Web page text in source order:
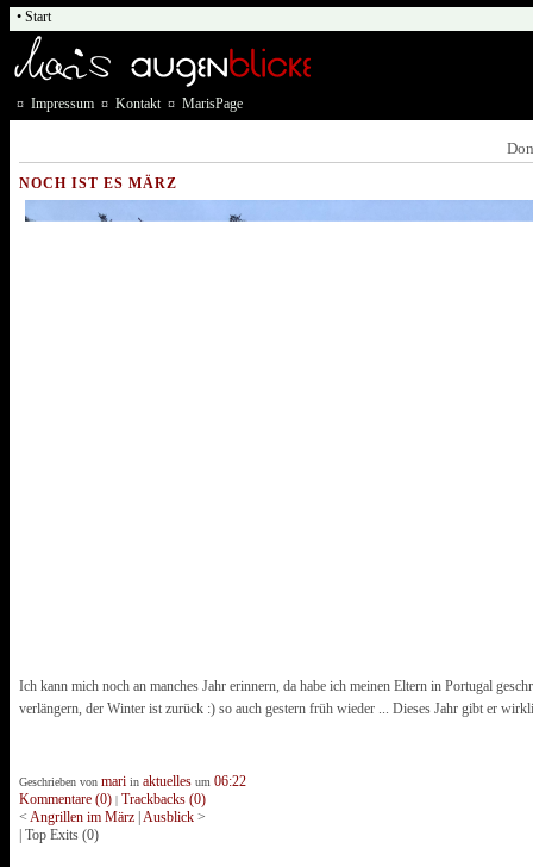
¤ Impressum ¤ Kontakt¤ MarisPage
NOCH IST ES MÄRZ
Ich kann mich noch an manches Jahr erinnern, da habe ich meinen Eltern in Portugal
verlängern, der Winter ist zurück :) so auch gestern früh wieder ... Dieses Jahr gibt er
Geschrieben von mari in aktuelles um 06:22
Kommentare (0) | Trackbacks (0)
< Angrillen im März | Ausblick >
| Top Exits (0)
• Start